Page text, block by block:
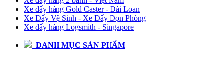
Xe đẩy hàng Gold Caster - Đài Loan
Xe Đẩy Vệ Sinh - Xe Đẩy Dọn Phòng
Xe đẩy hàng Logsmith - Singapore
DANH MỤC SẢN PHẨM